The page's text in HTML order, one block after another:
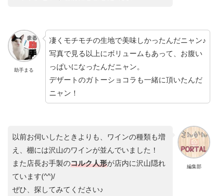
助手まる
凄くモチモチの生地で美味しかったんだニャン♪
写真で見る以上にボリュームもあって、お腹い
っぱいになったんだニャン。
デザートのガトーショコラも一緒に頂いたんだ
ニャン！
編集部
以前お伺いしたときよりも、ワインの種類も増
え、棚には沢山のワインが並んでいました！
また店長お手製のコルク人形が店内に沢山隠れ
ています(^^)/
ぜひ、探してみてください♪